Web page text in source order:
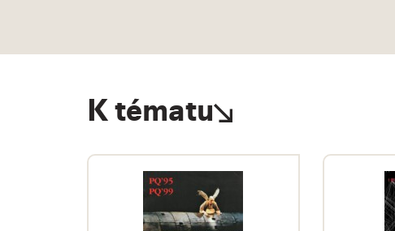
K tématu